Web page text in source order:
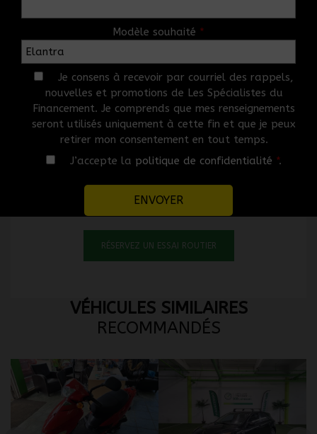
Ce véhicule vous intéresse? N’en
restez pas là!
Laissez-vous tenter en planifiant un essai routier.
RÉSERVEZ UN ESSAI ROUTIER
VÉHICULES SIMILAIRES
RECOMMANDÉS
Modèle souhaité *
Je consens à recevoir par courriel des rappels,
nouvelles et promotions de Les Spécialistes du
Financement. Je comprends que mes renseignements
seront utilisés uniquement à cette fin et que je peux
retirer mon consentement en tout temps.
J’accepte la politique de confidentialité *.